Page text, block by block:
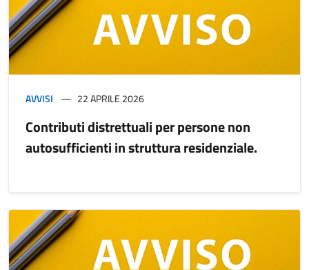
AVVISI 22 APRILE 2026
Contributi distrettuali per persone non
autosufficienti in struttura residenziale.